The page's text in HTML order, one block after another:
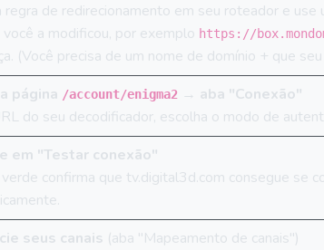
regra de redirecionamento em seu roteador e use
a modificou, por exemplo https://
(Você precisa de um nome de domínio + que
página /account/enigma2 → aba "Conexão"
do seu decodificador, escolha o modo de
em "Testar conexão"
confirma que tv.digital3d.com consegue se
seus canais (aba "Mapeamento de canais")